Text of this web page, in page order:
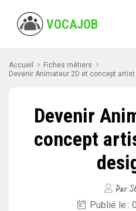
VOCAJOB
Accueil
Fiches métiers
Devenir Animateur 2D et concept
Devenir
concept
Par
Publié le :